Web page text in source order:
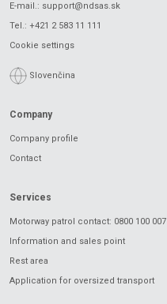
E-mail.: support@ndsas.sk
Tel.: +421 2 583 11 111
Cookie settings
Slovenčina
Company
Company profile
Contact
Services
Motorway patrol contact: 0800 100 007
Information and sales point
Rest area
Application for oversized transport